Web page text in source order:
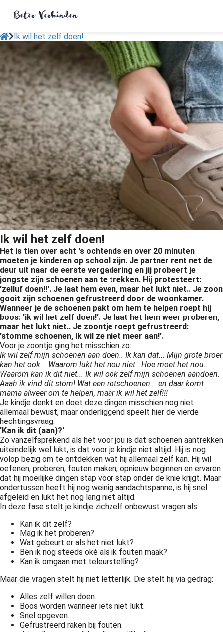
Ik wil het zelf doen!
Ik wil het zelf doen!
Het is tien over acht 's ochtends en over 20 minuten
moeten je kinderen op school zijn. Je partner rent net de
deur uit naar de eerste vergadering en jij probeert je
jongste zijn schoenen aan te trekken. Hij protesteert:
'zelluf doen!!'. Je laat hem even, maar het lukt niet.. Je zoon
gooit zijn schoenen gefrustreerd door de woonkamer.
Wanneer je de schoenen pakt om hem te helpen roept hij
boos: 'ik wil het zelf doen!'. Je laat het hem weer proberen,
maar het lukt niet.. Je zoontje roept gefrustreerd:
'stomme schoenen, ik wil ze niet meer aan!'.
Voor je zoontje ging het misschien zo:
Ik wil zelf mijn schoenen aan doen.. Ik kan dat... Mijn grote broer
kan het ook... Waarom lukt het nou niet.. Hoe moet het nou..
Waarom kan ik dit niet... Ik wil ook zelf mijn schoenen aandoen.
Aaah ik vind dit stom! Wat een rotschoenen... en daar komt
mama alweer om te helpen, maar ik wil het zelf!!!
Je kindje denkt en doet deze dingen misschien nog niet
allemaal bewust, maar onderliggend speelt hier de vierde
hechtingsvraag:
'Kan ik dit (aan)?'
Zo vanzelfsprekend als het voor jou is dat schoenen aantrekken
uiteindelijk wel lukt, is dat voor je kindje niet altijd. Hij is nog
volop bezig om te ontdekken wat hij allemaal zelf kan. Hij wil
oefenen, proberen, fouten maken, opnieuw beginnen en ervaren
dat hij moeilijke dingen stap voor stap onder de knie krijgt. Maar
ondertussen heeft hij nog weinig aandachtspanne, is hij snel
afgeleid en lukt het nog lang niet altijd.
In deze fase stelt je kindje zichzelf onbewust vragen als:
Kan ik dit zelf?
Mag ik het proberen?
Wat gebeurt er als het niet lukt?
Ben ik nog steeds oké als ik fouten maak?
Kan ik omgaan met teleurstelling?
Maar die vragen stelt hij niet letterlijk. Die stelt hij via gedrag:
Alles zelf willen doen.
Boos worden wanneer iets niet lukt.
Snel opgeven.
Gefrustreerd raken bij fouten.